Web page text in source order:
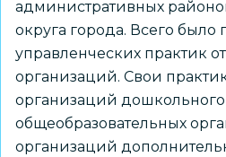
административных
округа города. Всего было
управленческих практик
организаций. Свои
организаций дошкольного
общеобразовательных
организаций